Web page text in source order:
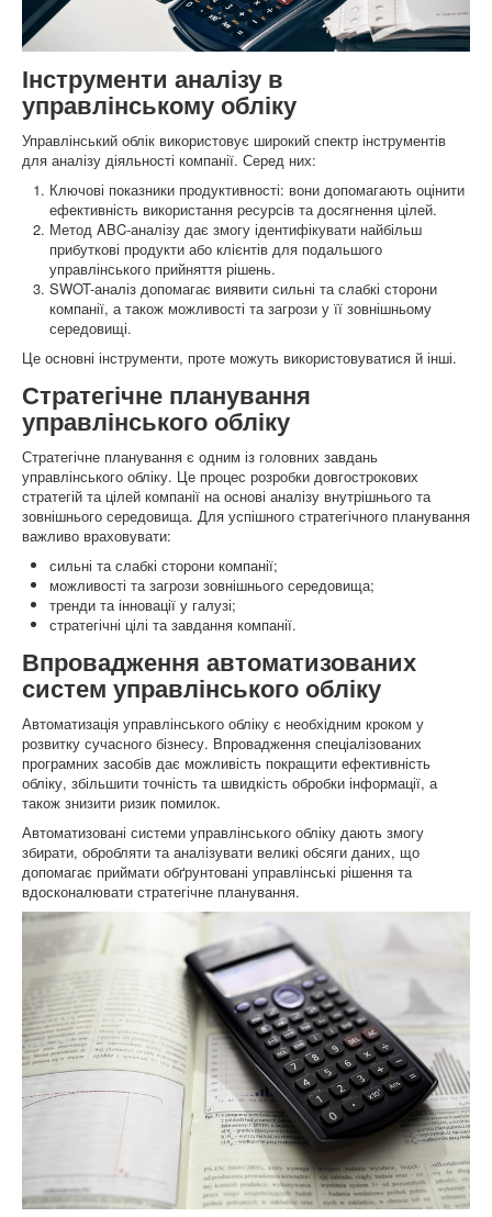
Інструменти аналізу в
управлінському обліку
Управлінський облік використовує широкий спектр інструментів
для аналізу діяльності компанії. Серед них:
Ключові показники продуктивності: вони допомагають оцінити
ефективність використання ресурсів та досягнення цілей.
Метод ABC-аналізу дає змогу ідентифікувати найбільш
прибуткові продукти або клієнтів для подальшого
управлінського прийняття рішень.
SWOT-аналіз допомагає виявити сильні та слабкі сторони
компанії, а також можливості та загрози у її зовнішньому
середовищі.
Це основні інструменти, проте можуть використовуватися й інші.
Стратегічне планування
управлінського обліку
Стратегічне планування є одним із головних завдань
управлінського обліку. Це процес розробки довгострокових
стратегій та цілей компанії на основі аналізу внутрішнього та
зовнішнього середовища. Для успішного стратегічного планування
важливо враховувати:
сильні та слабкі сторони компанії;
можливості та загрози зовнішнього середовища;
тренди та інновації у галузі;
стратегічні цілі та завдання компанії.
Впровадження автоматизованих
систем управлінського обліку
Автоматизація управлінського обліку є необхідним кроком у
розвитку сучасного бізнесу. Впровадження спеціалізованих
програмних засобів дає можливість покращити ефективність
обліку, збільшити точність та швидкість обробки інформації, а
також знизити ризик помилок.
Автоматизовані системи управлінського обліку дають змогу
збирати, обробляти та аналізувати великі обсяги даних, що
допомагає приймати обґрунтовані управлінські рішення та
вдосконалювати стратегічне планування.